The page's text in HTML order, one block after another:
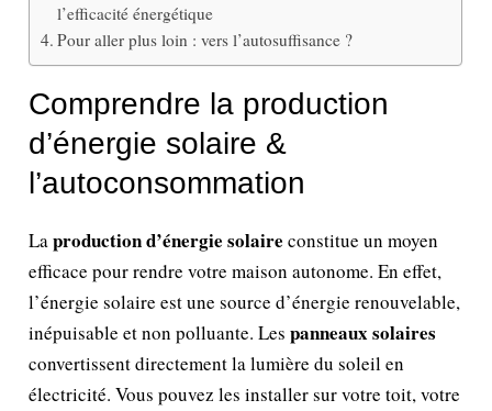
l’efficacité énergétique
Pour aller plus loin : vers l’autosuffisance ?
Comprendre la production
d’énergie solaire &
l’autoconsommation
Laproduction d’énergie solaire constitue un moyen
efficace pour rendre votre maison autonome. En effet,
l’énergie solaire est une source d’énergie renouvelable,
inépuisable et non polluante. Lespanneaux solaires
convertissent directement la lumière du soleil en
électricité. Vous pouvez les installer sur votre toit, votre